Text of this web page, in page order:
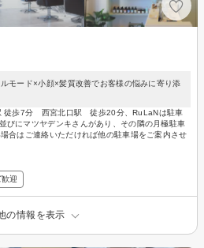
モード×小顔×髪質改善でお客様の悩みに寄り添
徒歩7分 西宮北口駅 徒歩20分、RuLaNは駐車
びにマツヤデンキさんがあり、その隣の月極駐車
合はご連絡いただければ他の駐車場をご案内させ
歓迎
の情報を表示